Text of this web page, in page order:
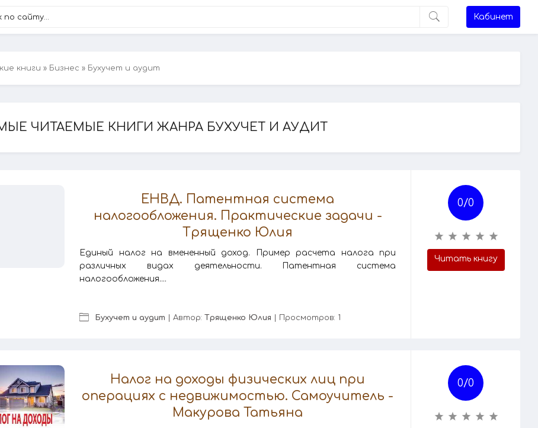
Кабинет
книги » Бизнес » Бухучет и аудит
ЧИТАЕМЫЕ КНИГИ ЖАНРА БУХУЧЕТ И АУДИТ
ЕНВД. Патентная система
налогообложения. Практические задачи -
Трященко Юлия
Единый налог на вмененный доход. Пример расчета налога при
различных видах деятельности. Патентная система
налогообложения....
Бухучет и аудит | Автор: Трященко Юлия | Просмотров: 1
0/0
Читать книгу
Налог на доходы физических лиц при
операциях с недвижимостью. Самоучитель -
Макурова Татьяна
0/0